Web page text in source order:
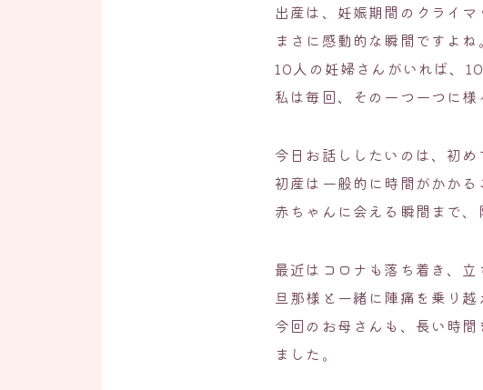
出産は、妊娠期間のクライ
まさに感動的な瞬間ですよね。
10人の妊婦さんがいれば、
私は毎回、その一つ一つに様
今日お話ししたいのは、初め
初産は一般的に時間がかか
赤ちゃんに会える瞬間まで
最近はコロナも落ち着き、立
旦那様と一緒に陣痛を乗り越
今回のお母さんも、長い時
ました。